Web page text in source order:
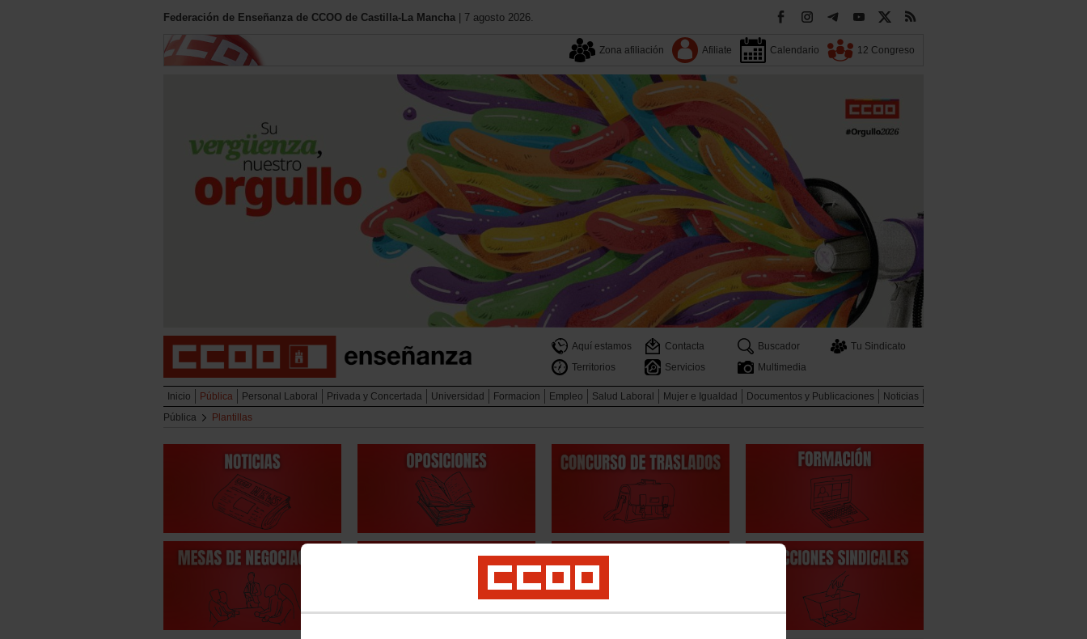
Federación de Enseñanza de CCOO de Castilla-La Mancha | 7 agosto 2026.
Zona afiliación Afiliate Calendario 12 Congreso
Aquí estamos Contacta Buscador
Tu Sindicato
Territorios
Servicios Multimedia
Inicio Pública Personal Laboral Privada y Concertada Universidad Formacion Empleo Salud Laboral Mujer e Igualdad Documentos y Publicaciones
Noticias
Pública
Plantillas